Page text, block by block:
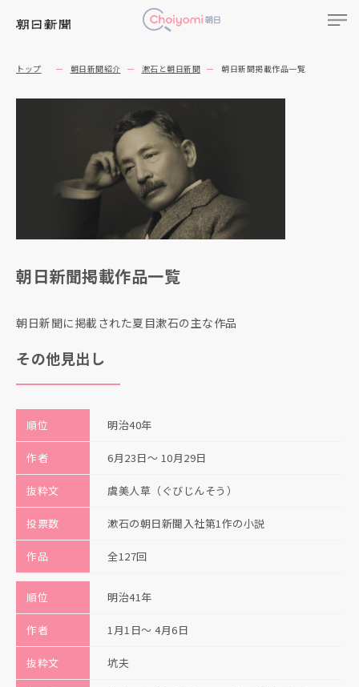
トップ 朝日新聞紹介 漱石と朝日新聞 朝日新聞掲載作品一覧
朝日新聞掲載作品一覧
朝日新聞に掲載された夏目漱石の主な作品
その他見出し
順位 明治40年
作者 6月23日〜 10月29日
抜粋文 虞美人草（ぐびじんそう）
投票数 漱石の朝日新聞入社第1作の小説
作品 全127回
順位 明治41年
作者 1月1日〜 4月6日
抜粋文 坑夫